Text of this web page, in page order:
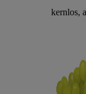
kernlos,